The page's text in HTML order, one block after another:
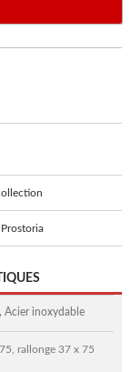
Acier inoxydable
rallonge 37 x 75